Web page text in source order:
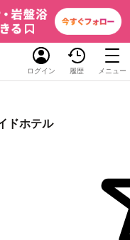
ログイン 履歴 メニュー
ドホテル